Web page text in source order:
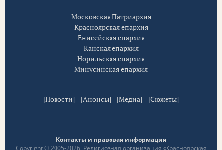
Московская Патриархия
Красноярская епархия
Енисейская епархия
Канская епархия
Норильская епархия
Минусинская епархия
[Новости] [Анонсы] [Медиа] [Сюжеты]
Контакты и правовая информация
Copyright © 2005-2026, Религиозная организация «Красноярская